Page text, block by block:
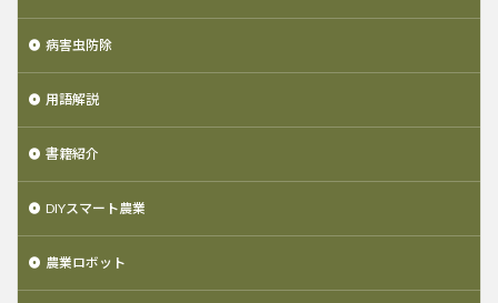
病害虫防除
用語解説
書籍紹介
DIYスマート農業
農業ロボット